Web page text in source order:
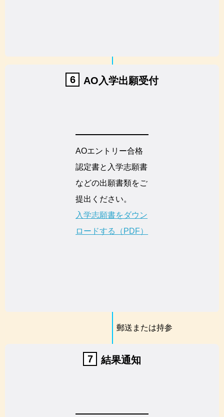
6 AO入学出願受付
AOエントリー合格
認定書と入学志願書
などの出願書類をご
提出ください。
入学志願書をダウン
ロードする（PDF）
郵送または持参
7 結果通知